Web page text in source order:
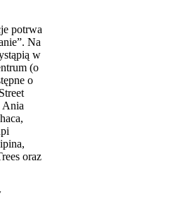
potrwa
Na
w
(o
o
Ania
oraz